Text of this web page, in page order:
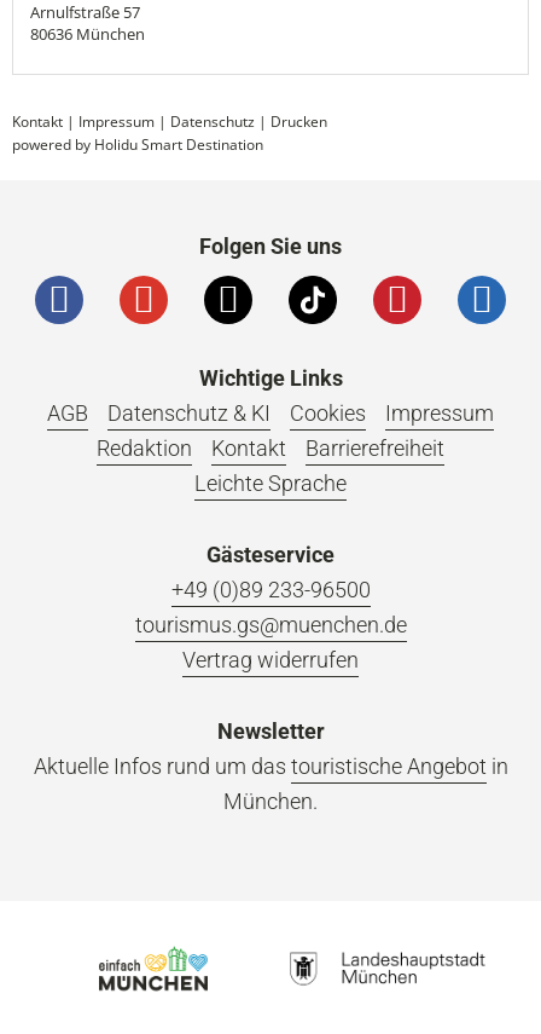
Arnulfstraße 57
80636 München
Kontakt | Impressum | Datenschutz | Drucken
powered by Holidu Smart Destination
Folgen Sie uns
Wichtige Links
AGB
Datenschutz & KI Cookies
Impressum
Redaktion
Kontakt
Barrierefreiheit
Leichte Sprache
Gästeservice
+49 (0)89 233-96500
tourismus.gs@muenchen.de
Vertrag widerrufen
Newsletter
Aktuelle Infos rund um das touristische Angebot in
München.